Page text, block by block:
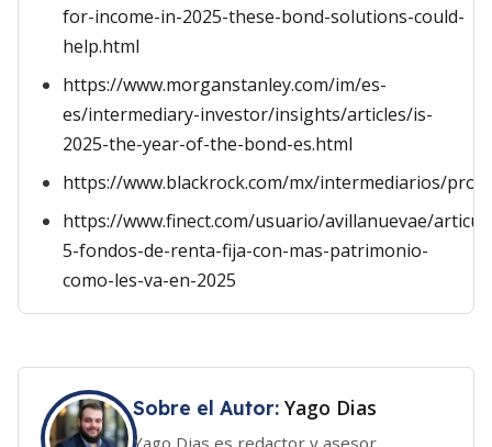
for-income-in-2025-these-bond-solutions-could-
help.html
https://www.morganstanley.com/im/es-
es/intermediary-investor/insights/articles/is-
2025-the-year-of-the-bond-es.html
https://www.blackrock.com/mx/intermediarios/
https://www.finect.com/usuario/avillanuevae/
5-fondos-de-renta-fija-con-mas-patrimonio-
como-les-va-en-2025
Sobre el Autor: Yago Dias
Yago Dias es redactor y asesor